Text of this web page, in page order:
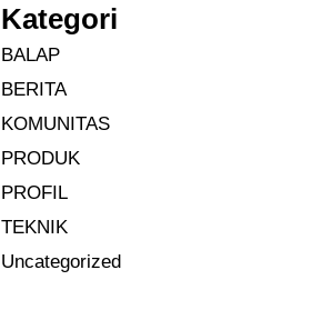
Kategori
BALAP
BERITA
KOMUNITAS
PRODUK
PROFIL
TEKNIK
Uncategorized